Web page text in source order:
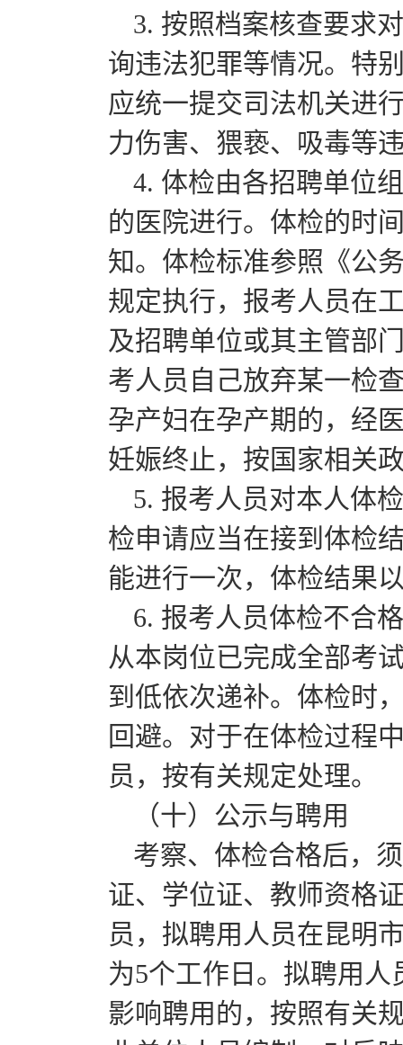
3. 按照档案核查要求
询违法犯罪等情况。特
应统一提交司法机关进
力伤害、猥亵、吸毒等
4. 体检由各招聘单位
的医院进行。体检的时
知。体检标准参照《公
规定执行，报考人员在
及招聘单位或其主管部
考人员自己放弃某一检
孕产妇在孕产期的，经
妊娠终止，按国家相关
5. 报考人员对本人体
检申请应当在接到体检
能进行一次，体检结果
6. 报考人员体检不合
从本岗位已完成全部考
到低依次递补。体检时
回避。对于在体检过程
员，按有关规定处理。
（十）公示与聘用
考察、体检合格后，
证、学位证、教师资格
员，拟聘用人员在昆明
为5个工作日。拟聘用
影响聘用的，按照有关